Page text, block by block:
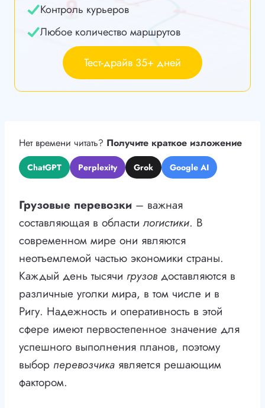
Контроль курьеров
Любое количество маршрутов
Тест-драйв 35+ дней
Нет времени читать? Получите краткое изложение
ChatGPT Perplexity Grok Google AI
Грузовые перевозки – важная
составляющая в областилогистики. В
современном мире они являются
неотъемлемой частью экономики страны.
Каждый день тысячи грузов доставляются в
различные уголки мира, в том числе и в
Ригу. Надежность и оперативность в этой
сфере имеют первостепенное значение для
успешного выполнения планов, поэтому
выбор перевозчика является решающим
фактором.